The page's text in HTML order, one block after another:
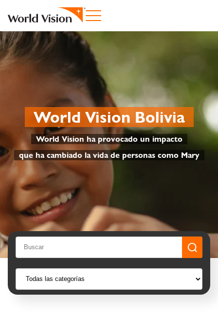
World Vision Bolivia
World Vision ha provocado un impacto
que ha cambiado la vida de personas como Mary